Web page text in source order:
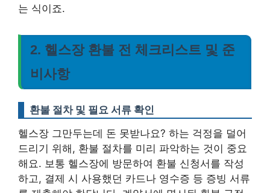
는 식이죠.
2. 헬스장 환불 전 체크리스트 및 준
비사항
환불 절차 및 필요 서류 확인
헬스장 그만두는데 돈 못받나요? 하는 걱정을 덜어
드리기 위해, 환불 절차를 미리 파악하는 것이 중요
해요. 보통 헬스장에 방문하여 환불 신청서를 작성
하고, 결제 시 사용했던 카드나 영수증 등 증빙 서류